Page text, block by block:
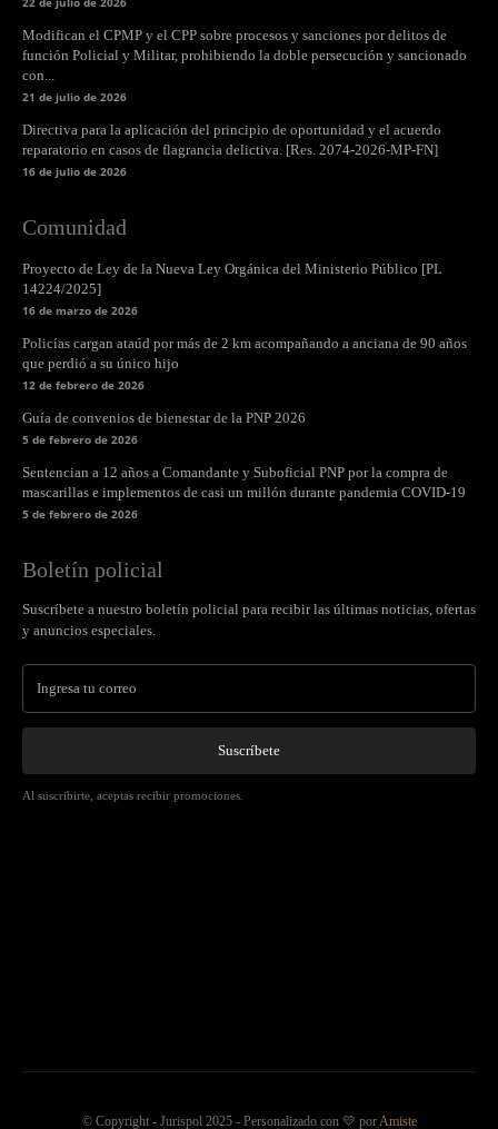
Modifican el CPMP y el CPP sobre procesos y sanciones por delitos de
función Policial y Militar, prohibiendo la doble persecución y sancionado
con...
21 de julio de 2026
Directiva para la aplicación del principio de oportunidad y el acuerdo
reparatorio en casos de flagrancia delictiva. [Res. 2074-2026-MP-FN]
16 de julio de 2026
Comunidad
Proyecto de Ley de la Nueva Ley Orgánica del Ministerio Público [PL
14224/2025]
16 de marzo de 2026
Policías cargan ataúd por más de 2 km acompañando a anciana de 90 años
que perdió a su único hijo
12 de febrero de 2026
Guía de convenios de bienestar de la PNP 2026
5 de febrero de 2026
Sentencian a 12 años a Comandante y Suboficial PNP por la compra de
mascarillas e implementos de casi un millón durante pandemia COVID-19
5 de febrero de 2026
Boletín policial
Suscríbete a nuestro boletín policial para recibir las últimas noticias, ofertas
y anuncios especiales.
Suscríbete
Al suscribirte, aceptas recibir promociones.
© Copyright - Jurispol 2025 - Personalizado con 💛 porAmiste